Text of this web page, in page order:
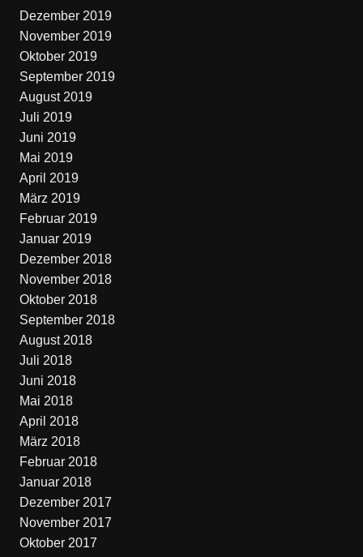
Dezember 2019
November 2019
Oktober 2019
September 2019
August 2019
Juli 2019
Juni 2019
Mai 2019
April 2019
März 2019
Februar 2019
Januar 2019
Dezember 2018
November 2018
Oktober 2018
September 2018
August 2018
Juli 2018
Juni 2018
Mai 2018
April 2018
März 2018
Februar 2018
Januar 2018
Dezember 2017
November 2017
Oktober 2017